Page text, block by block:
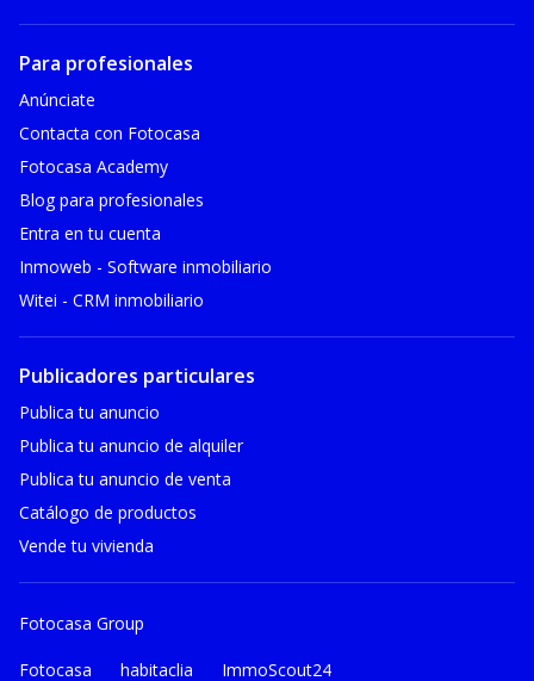
Para profesionales
Anúnciate
Contacta con Fotocasa
Fotocasa Academy
Blog para profesionales
Entra en tu cuenta
Inmoweb - Software inmobiliario
Witei - CRM inmobiliario
Publicadores particulares
Publica tu anuncio
Publica tu anuncio de alquiler
Publica tu anuncio de venta
Catálogo de productos
Vende tu vivienda
Fotocasa Group
Fotocasa habitaclia ImmoScout24